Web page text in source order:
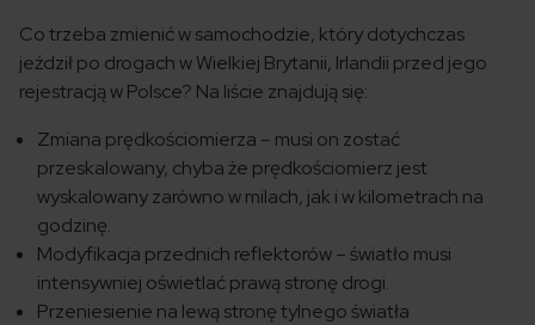
Co trzeba zmienić w samochodzie, który dotychczas
jeździł po drogach w Wielkiej Brytanii, Irlandii przed jego
rejestracją w Polsce? Na liście znajdują się:
Zmiana prędkościomierza – musi on zostać
przeskalowany, chyba że prędkościomierz jest
wyskalowany zarówno w milach, jak i w kilometrach na
godzinę.
Modyfikacja przednich reflektorów – światło musi
intensywniej oświetlać prawą stronę drogi.
Przeniesienie na lewą stronę tylnego światła